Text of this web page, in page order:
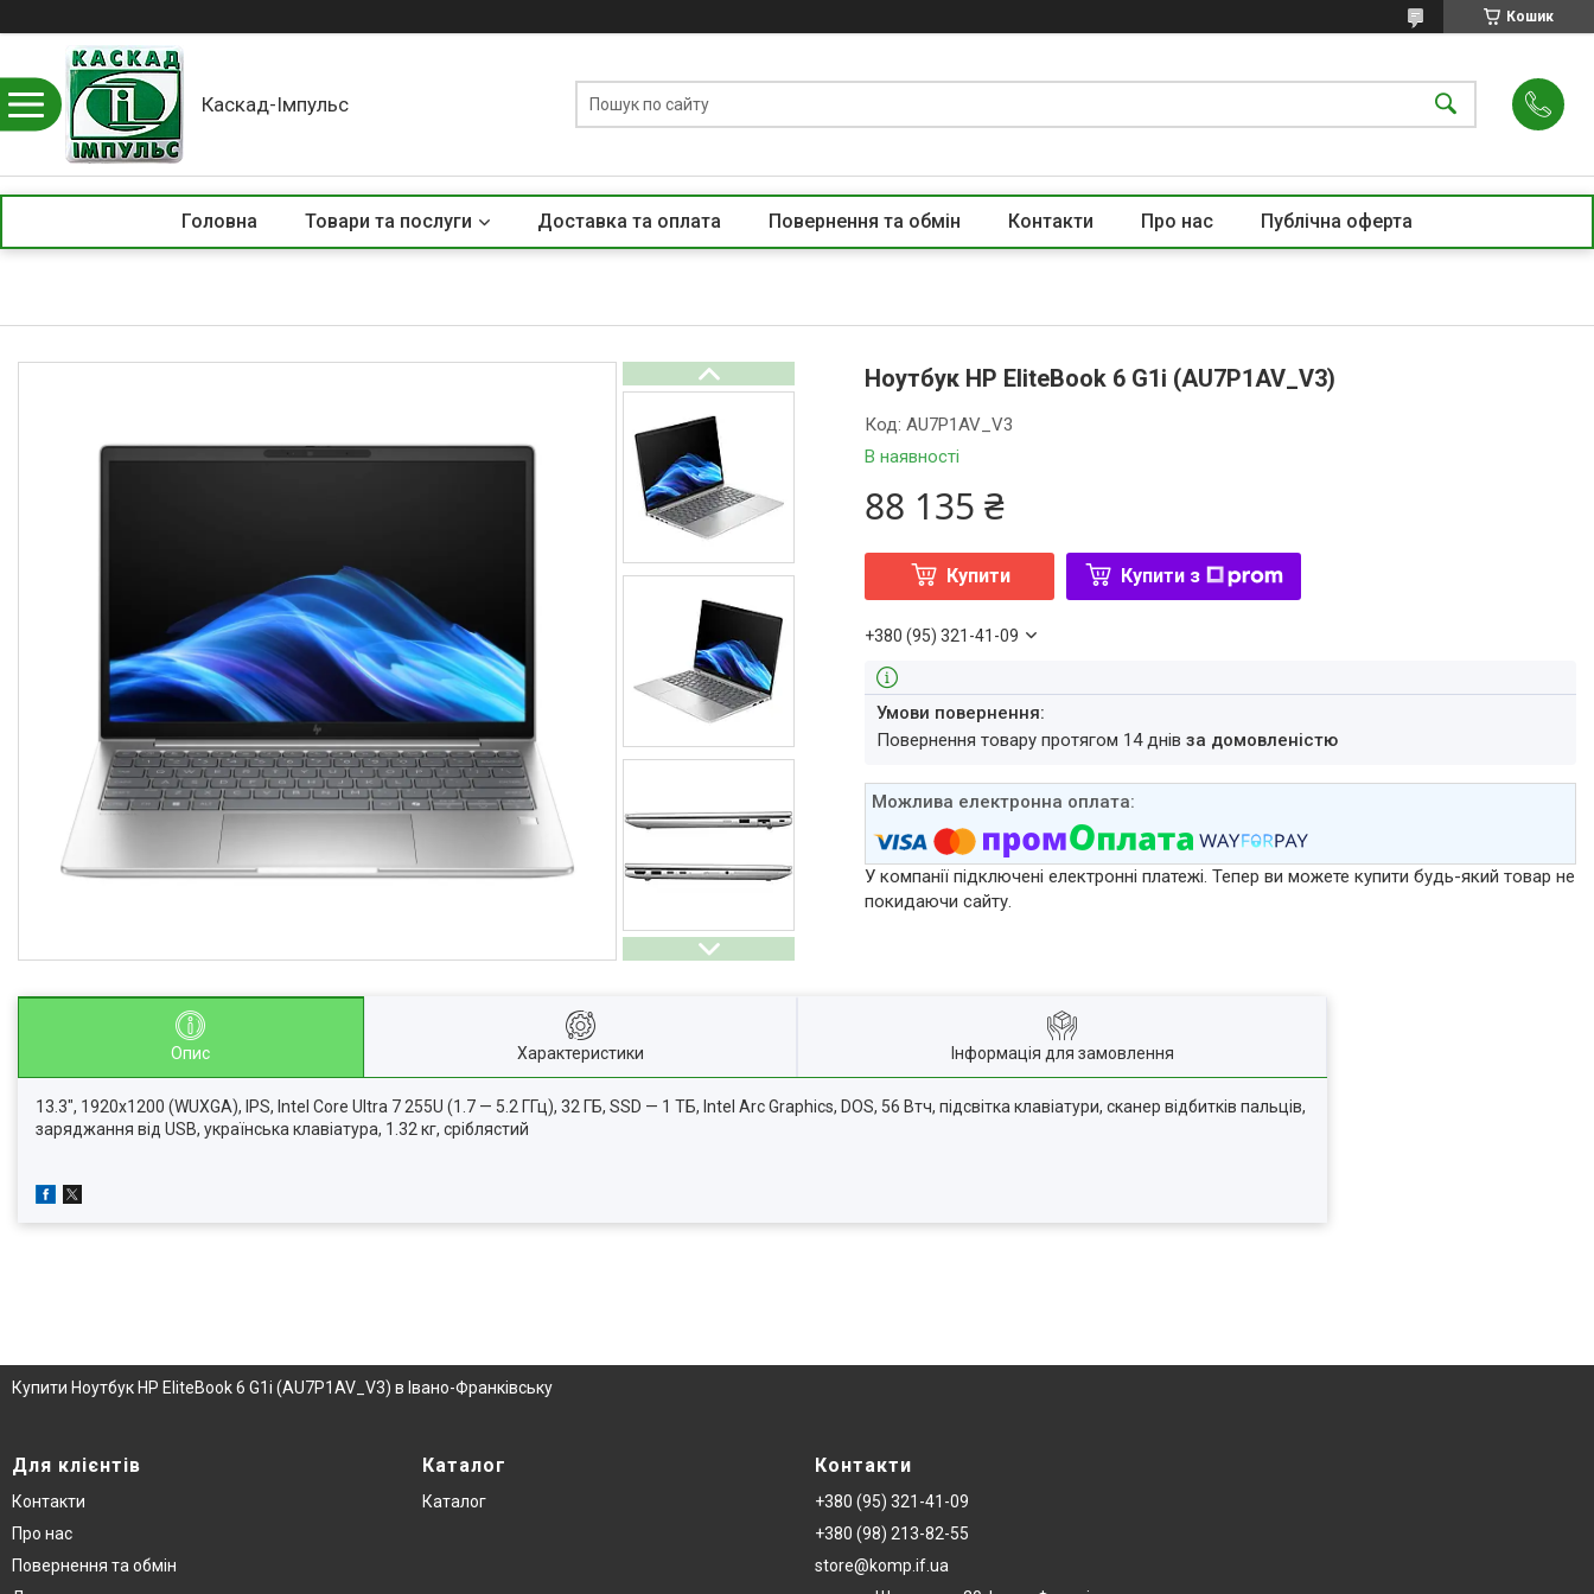
Кошик
Каскад-Імпульс
Головна Товари та послуги Доставка та оплата Повернення та обмін Контакти Про нас Публічна оферта
Ноутбук HP EliteBook 6 G1i (AU7P1AV_V3)
В наявності
Код:AU7P1AV_V3
88 135 ₴
Купити Купити з
+380 (95) 321-41-09
повернення товару протягом 14 днівза домовленістю
У компанії підключені електронні платежі. Тепер ви можете купити будь-який товар не
покидаючи сайту.
Опис Характеристики Інформація для замовлення
13.3", 1920x1200 (WUXGA), IPS, Intel Core Ultra 7 255U (1.7 — 5.2 ГГц), 32 ГБ, SSD — 1 ТБ, Intel Arc Graphics, DOS, 56 Втч, підсвітка клавіатури, сканер відбитків пальців,
заряджання від USB, українська клавіатура, 1.32 кг, сріблястий
Купити Ноутбук HP EliteBook 6 G1i (AU7P1AV_V3) в Івано-Франківську
Для клієнтів
Контакти
Про нас
Повернення та обмін
Каталог
Каталог
Контакти
+380 (95) 321-41-09
+380 (98) 213-82-55
store@komp.if.ua